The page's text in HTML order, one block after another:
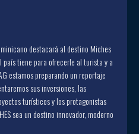
destacará al destino Miches
tiene para ofrecerle al turista y a
estamos preparando un reportaje
sus inversiones, las
turísticos y los protagonistas
sea un destino innovador, moderno